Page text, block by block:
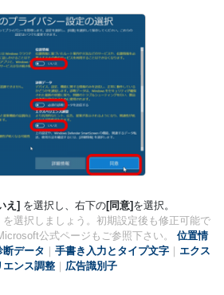
え] を選択し、右下の[同意] を選択。
選択しましょう。初期設定後も修正可能で
公式ページもご参照下さい。 位置情
断データ ｜手書き入力とタイプ文字
エクス
エンス調整
広告識別子